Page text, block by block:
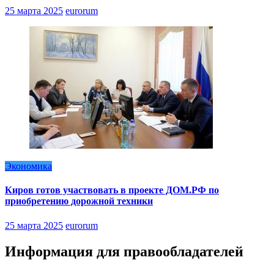
25 марта 2025 eurorum
Экономика
Киров готов участвовать в проекте ДОМ.РФ по
приобретению дорожной техники
25 марта 2025 eurorum
Информация для правообладателей